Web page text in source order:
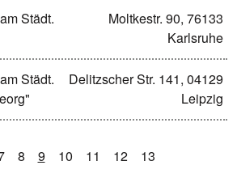
Städt.
Moltkestr. 90, 76133
Karlsruhe
Städt.
Delitzscher Str. 141, 04129
Leipzig
8 9 10 11 12
13